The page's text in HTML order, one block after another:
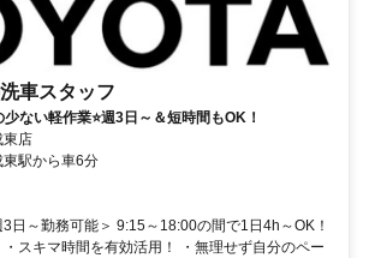
車スタッフ
ない軽作業⭐週3日～＆短時間もOK！
東店
駅から車6分
日～勤務可能＞ 9:15～18:00の間で1日4h～OK！
・スキマ時間を有効活用！ ・無理せず自分のペー